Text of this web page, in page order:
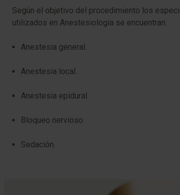
Según el objetivo del procedimiento los
utilizados en Anestesiología se encuentran:
Anestesia general.
Anestesia local.
Anestesia epidural.
Bloqueo nervioso.
Sedación.